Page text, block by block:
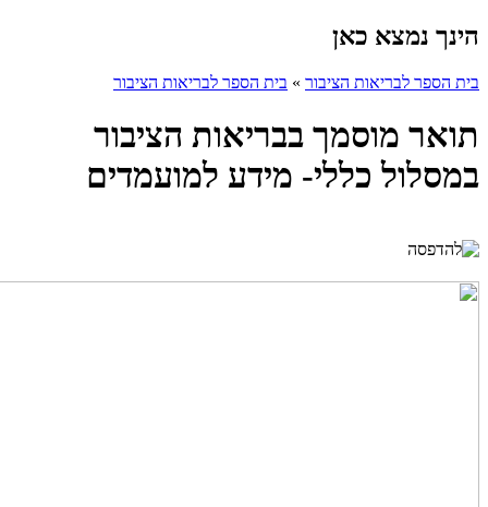
הינך נמצא כאן
בית הספר לבריאות הציבור » בית הספר לבריאות הציבור
תואר מוסמך בבריאות הציבור
במסלול כללי- מידע למועמדים